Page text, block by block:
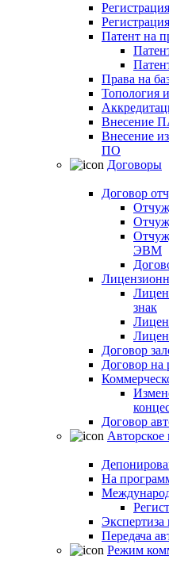
Патент на
Права на
Топология
Внесение
Внесение
ПО
Договоры
Договор
ЭВМ
знак
Договор
Договор на
Договор
Авторское
На
Передача
Режим